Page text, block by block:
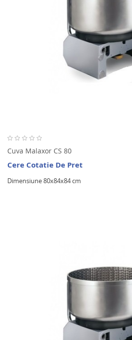
Cuva Malaxor CS 80
Cere Cotatie De Pret
Dimensiune 80x84x84 cm